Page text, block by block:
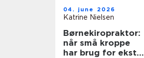
04. june 2026
Katrine Nielsen
Børnekiropraktor:
når små kroppe
har brug for ekstra